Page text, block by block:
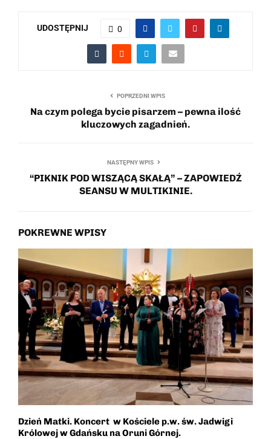
UDOSTĘPNIJ 0
POPRZEDNI WPIS
Na czym polega bycie pisarzem – pewna ilość
kluczowych zagadnień.
NASTĘPNY WPIS
“PIKNIK POD WISZĄCĄ SKAŁĄ” – ZAPOWIEDŹ
SEANSU W MULTIKINIE.
POKREWNE WPISY
Dzień Matki. Koncert w Kościele p.w. św. Jadwigi
Królowej w Gdańsku na Oruni Górnej.